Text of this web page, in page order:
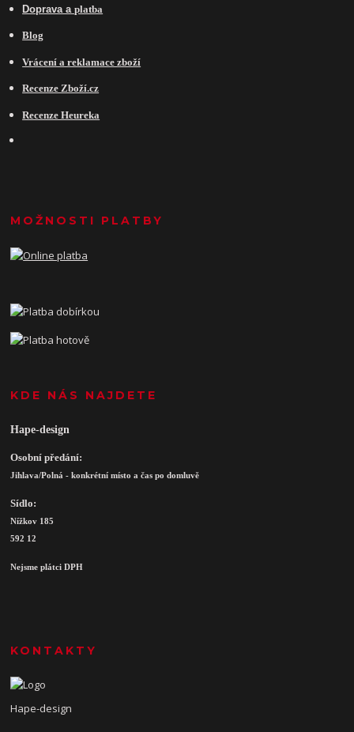
Doprava aplatba
Blog
Vrácení a reklamace zboží
Recenze Zboží.cz
Recenze Heureka
MOŽNOSTI PLATBY
KDE NÁS NAJDETE
Hape-design
Osobní předání:
Jihlava/Polná - konkrétní místo a čas po domluvě
Sídlo:
Nížkov 185
592 12
Nejsme plátci DPH
KONTAKTY
Hape-design